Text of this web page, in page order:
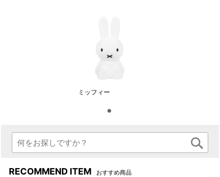
USBケーブル充電式のLEDモ
ミッフィー
RECOMMEND ITEM おすすめ商品